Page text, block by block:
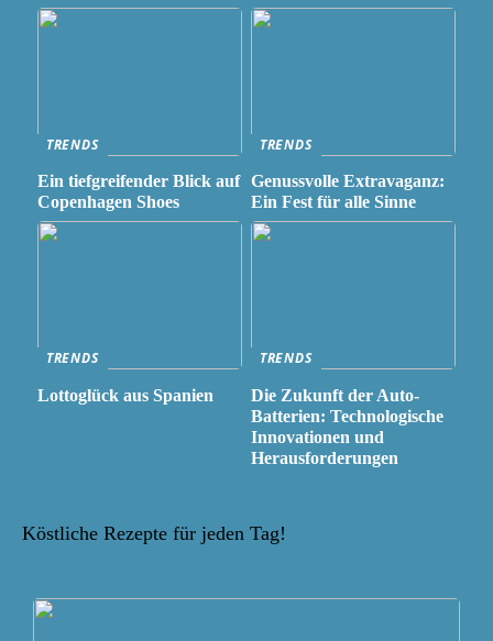
TRENDS
Ein tiefgreifender Blick auf
Copenhagen Shoes
TRENDS
Genussvolle Extravaganz:
Ein Fest für alle Sinne
TRENDS
Lottoglück aus Spanien
TRENDS
Die Zukunft der Auto-
Batterien: Technologische
Innovationen und
Herausforderungen
Köstliche Rezepte für jeden Tag!